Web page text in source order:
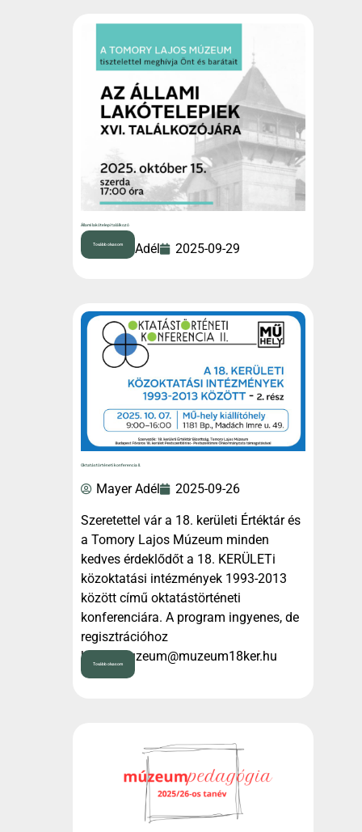
Állami lakótelepi találkozó
Mayer Adél 2025-09-29
Tovább olvasom
Oktatástörténeti konferencia II.
Mayer Adél 2025-09-26
Szeretettel vár a 18. kerületi Értéktár és
a Tomory Lajos Múzeum minden
kedves érdeklődőt a 18. KERÜLETi
közoktatási intézmények 1993-2013
között című oktatástörténeti
konferenciára. A program ingyenes, de
regisztrációhoz
kötött:muzeum@muzeum18ker.hu
Tovább olvasom